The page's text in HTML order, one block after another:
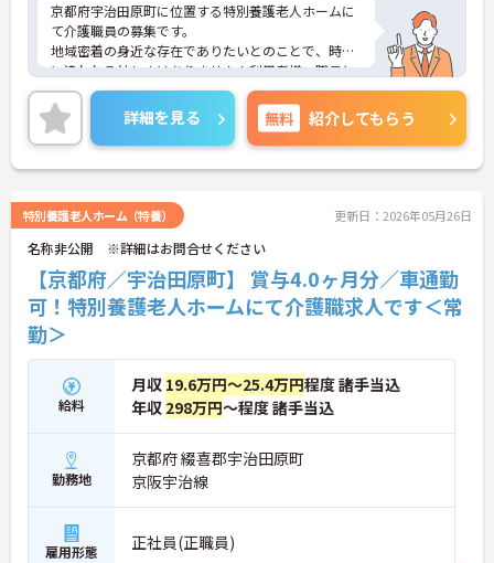
京都府宇治田原町に位置する特別養護老人ホームに
て介護職員の募集です。
地域密着の身近な存在でありたいとのことで、時間
に追われる忙しさはありません！利用者様、職員と
もにおっとりしている方が多く笑いが絶えない職場
です☆
スタッフさん同士とても仲が良く、皆さま定年まで
働かれる方がほとんどで、明るく働きやすい職場で
す！
に詳細をお話しいたしますので、お気軽にご相談く
ださい。
詳細を見る 無料 紹介してもらう
特別養護老人ホーム（特養） 更新日：2026年05月26日
名称非公開 ※詳細はお問合せください
【京都府／宇治田原町】 賞与4.0ヶ月分／車通勤
可！特別養護老人ホームにて介護職求人です＜常
勤＞
給料
月収 19.6万円～25.4万円程度 諸手当込
年収 298万円～程度 諸手当込
勤務地
京都府 綴喜郡宇治田原町
京阪宇治線
雇用形態 正社員(正職員)